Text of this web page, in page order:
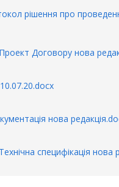
рішення про
Договору нова
нова
специфікація нова